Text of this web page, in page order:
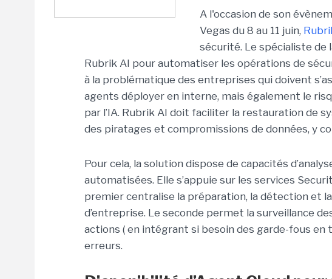
A l'occasion de son
Vegas du 8 au 11 juin,
sécurité. Le spécialiste de
Rubrik AI pour automatiser les opérations de
à la problématique des entreprises qui doivent
agents déployer en interne, mais également le
par l’IA. Rubrik AI doit faciliter la restauration de
des piratages et compromissions de données, y
Pour cela, la solution dispose de capacités
automatisées. Elle s’appuie sur les services
premier centralise la préparation, la détection et
d’entreprise. Le seconde permet la surveillance
actions ( en intégrant si besoin des garde-fous
erreurs.